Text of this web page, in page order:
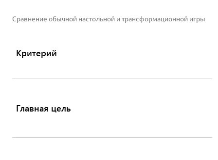
Сравнение обычной настольной и трансформационной игры
Критерий
Главная цель